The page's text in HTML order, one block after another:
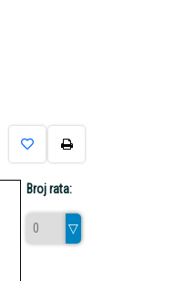
Broj rata: